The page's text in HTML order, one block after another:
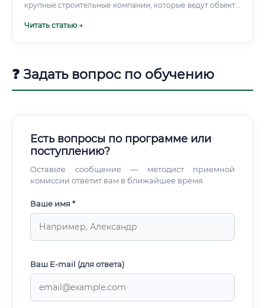
крупные строительные компании, которые ведут объекты
Читать статью →
❓ Задать вопрос по обучению
Есть вопросы по программе или
поступлению?
Оставьте сообщение — методист приемной
комиссии ответит вам в ближайшее время.
Ваше имя *
Ваш E-mail (для ответа)